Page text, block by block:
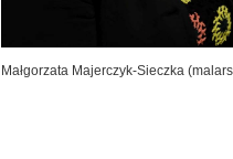
Małgorzata Majerczyk-Sieczka